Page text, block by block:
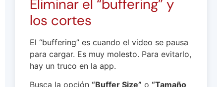
Eliminar el “buffering” y
los cortes
El “buffering” es cuando el video se pausa
para cargar. Es muy molesto. Para evitarlo,
hay un truco en la app.
Busca la opción “Buffer Size” o “Tamaño